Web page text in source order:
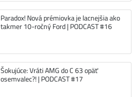
Paradox! Nová prémiovka je lacnejšia ako
takmer 10-ročný Ford | PODCAST #16
Šokujúce: Vráti AMG do C 63 opäť
osemvalec?! | PODCAST #17